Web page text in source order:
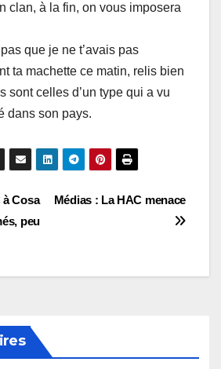
clan, à la fin, on vous imposera
que je ne t’avais pas
ta machette ce matin, relis bien
sont celles d’un type qui a vu
dans son pays.
Médias : La HAC menace
à Cosa
peu